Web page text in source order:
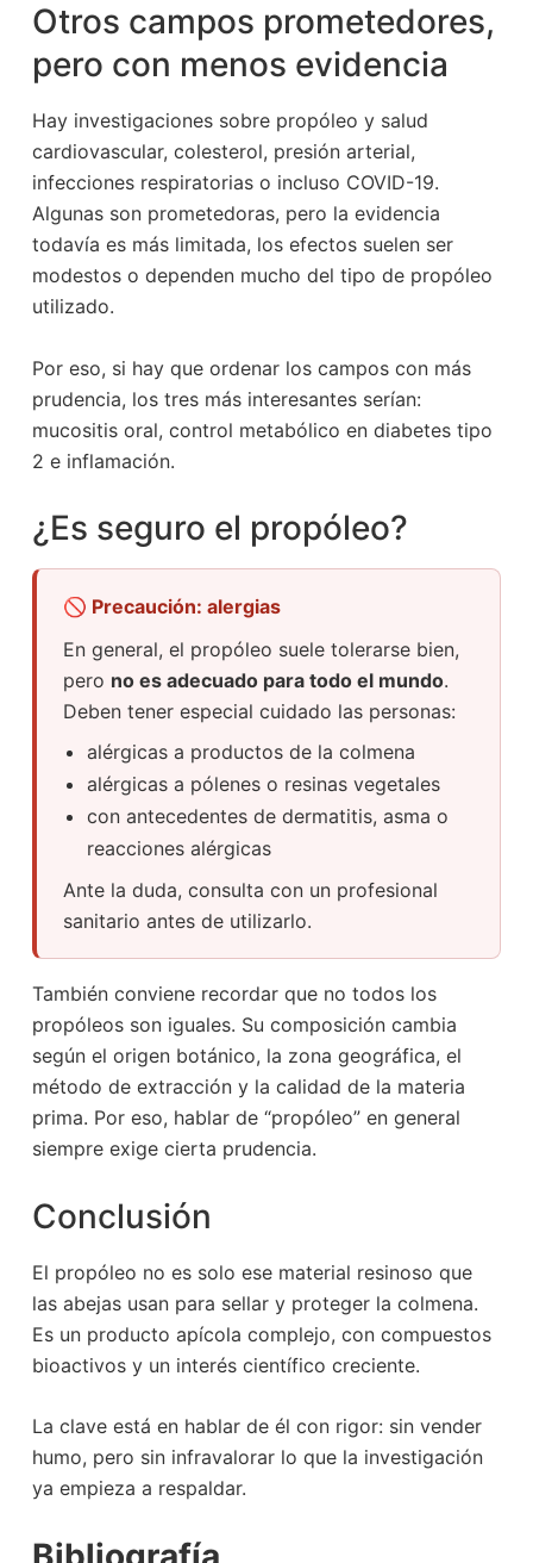
Otros campos prometedores,
pero con menos evidencia
Hay investigaciones sobre propóleo y salud
cardiovascular, colesterol, presión arterial,
infecciones respiratorias o incluso COVID-19.
Algunas son prometedoras, pero la evidencia
todavía es más limitada, los efectos suelen ser
modestos o dependen mucho del tipo de propóleo
utilizado.
Por eso, si hay que ordenar los campos con más
prudencia, los tres más interesantes serían:
mucositis oral, control metabólico en diabetes tipo
2 e inflamación.
¿Es seguro el propóleo?
🚫 Precaución: alergias
En general, el propóleo suele tolerarse bien,
pero no es adecuado para todo el mundo.
Deben tener especial cuidado las personas:
alérgicas a productos de la colmena
alérgicas a pólenes o resinas vegetales
con antecedentes de dermatitis, asma o
reacciones alérgicas
Ante la duda, consulta con un profesional
sanitario antes de utilizarlo.
También conviene recordar que no todos los
propóleos son iguales. Su composición cambia
según el origen botánico, la zona geográfica, el
método de extracción y la calidad de la materia
prima. Por eso, hablar de “propóleo” en general
siempre exige cierta prudencia.
Conclusión
El propóleo no es solo ese material resinoso que
las abejas usan para sellar y proteger la colmena.
Es un producto apícola complejo, con compuestos
bioactivos y un interés científico creciente.
La clave está en hablar de él con rigor: sin vender
humo, pero sin infravalorar lo que la investigación
ya empieza a respaldar.